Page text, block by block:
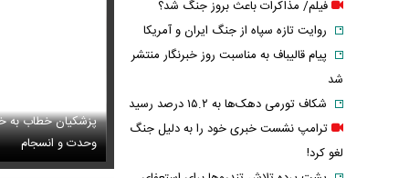
تلخ مردم قم با داماد محبوب مبتلا به سندرم داون
پزشکیان خطاب به
وحدت و انسجام
شهباز شریف خبرساز شد عکس جدید هدی
فیلم/ مذاکرات باعث بروز جنگ شد؟
روایت تازه سپاه از جنگ ایران و آمریکا
پیام قالیباف به مناسبت روز خبرنگار منتشر
شد
شکاف تورمی دهک‌ها به ۱۵.۲ درصد رسید
ترامپ نشست خبری خود را به دلیل جنگ
لغو کرد!